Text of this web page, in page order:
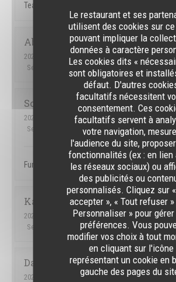
Le restaurant et ses
utilisent des cookies sur
pouvant impliquer la
données à caractère
Les cookies dits «
sont obligatoires et
défaut. D'autres
facultatifs nécessitent
consentement. Ces
facultatifs servent à
votre navigation,
l'audience du site,
fonctionnalités (ex : en lien
les réseaux sociaux) ou
des publicités ou
personnalisés. Cliquez sur
accepter », « Tout refuser »
Personnaliser » pour gérer
préférences. Vous
modifier vos choix à tout
en cliquant sur l'icône
représentant un cookie en
gauche des pages du
Team of the Spot Bar!
Abhishek B
2026-07-09
- 21:45 - Couverts 2
Service
Ambiance: 5/5 Cuisine : 5/5
Sofie
2026-07-12
- 19:00 - Couverts 3
Service
Ambiance: 5/5 Cuisine: /5
Fun atmosphere, great service, tasty food
Karen
2026-07-09
- 21:30 - Couverts 4
Service
Ambiance: 5/5 Cuisine: 5/5
Dawid
2026-07-07
- 18:00 - Couverts 2